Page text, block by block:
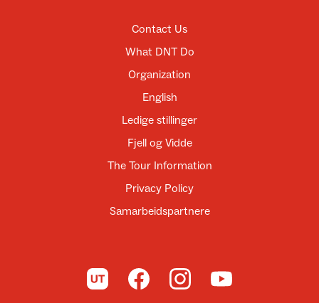
Contact Us
What DNT Do
Organization
English
Ledige stillinger
Fjell og Vidde
The Tour Information
Privacy Policy
Samarbeidspartnere
To UT.noTo DNT on Facebook
To DNT on Instagram
To DNT on YouTube